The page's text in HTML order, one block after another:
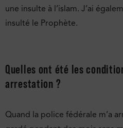
une insulte à l’islam. J’ai
insulté le Prophète.
Quelles ont été les
arrestation ?
Quand la police fédérale m’a